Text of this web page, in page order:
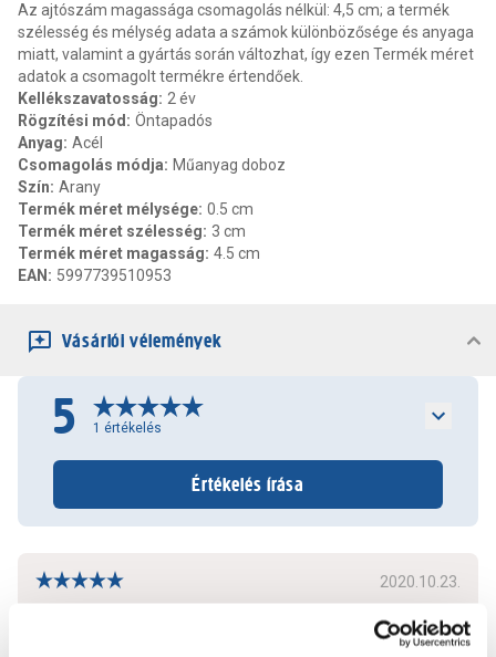
Az ajtószám magassága csomagolás nélkül: 4,5 cm; a termék
szélesség és mélység adata a számok különbözősége és anyaga
miatt, valamint a gyártás során változhat, így ezen Termék méret
adatok a csomagolt termékre értendőek.
Kellékszavatosság: 2 év
Rögzítési mód : Öntapadós
Anyag: Acél
Csomagolás módja: Műanyag doboz
Szín: Arany
Termék méret mélysége: 0.5 cm
Termék méret szélesség: 3 cm
Termék méret magasság: 4.5 cm
EAN : 5997739510953
Vásárlói vélemények
5 1 értékelés
Értékelés írása
2020.10.23.
Mert szép és praktikus valamint könnyen felhelyezhető....